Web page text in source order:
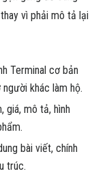
vì phải mô tả lại
Terminal cơ bản
khác làm hộ.
giá, mô tả, hình
bài viết, chính
trúc.